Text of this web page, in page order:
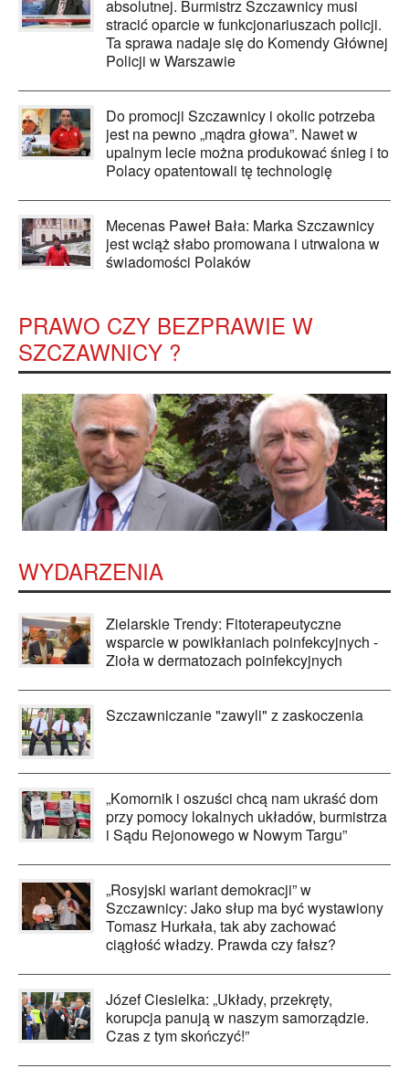
absolutnej. Burmistrz Szczawnicy musi
stracić oparcie w funkcjonariuszach policji.
Ta sprawa nadaje się do Komendy Głównej
Policji w Warszawie
Do promocji Szczawnicy i okolic potrzeba
jest na pewno „mądra głowa”. Nawet w
upalnym lecie można produkować śnieg i to
Polacy opatentowali tę technologię
Mecenas Paweł Bała: Marka Szczawnicy
jest wciąż słabo promowana i utrwalona w
świadomości Polaków
PRAWO CZY BEZPRAWIE W
SZCZAWNICY ?
WYDARZENIA
Zielarskie Trendy: Fitoterapeutyczne
wsparcie w powikłaniach poinfekcyjnych -
Zioła w dermatozach poinfekcyjnych
Szczawniczanie "zawyli" z zaskoczenia
„Komornik i oszuści chcą nam ukraść dom
przy pomocy lokalnych układów, burmistrza
i Sądu Rejonowego w Nowym Targu”
„Rosyjski wariant demokracji” w
Szczawnicy: Jako słup ma być wystawiony
Tomasz Hurkała, tak aby zachować
ciągłość władzy. Prawda czy fałsz?
Józef Ciesielka: „Układy, przekręty,
korupcja panują w naszym samorządzie.
Czas z tym skończyć!”